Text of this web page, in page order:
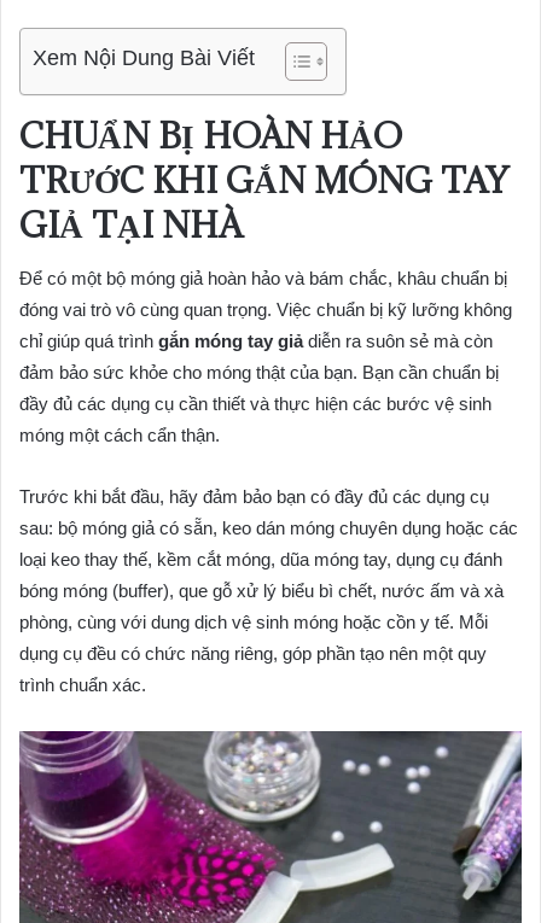
Xem Nội Dung Bài Viết
CHUẨN BỊ HOÀN HẢO
TRƯỚC KHI GẮN MÓNG TAY
GIẢ TẠI NHÀ
Để có một bộ móng giả hoàn hảo và bám chắc, khâu chuẩn bị
đóng vai trò vô cùng quan trọng. Việc chuẩn bị kỹ lưỡng không
chỉ giúp quá trình gắn móng tay giảdiễn ra suôn sẻ mà còn
đảm bảo sức khỏe cho móng thật của bạn. Bạn cần chuẩn bị
đầy đủ các dụng cụ cần thiết và thực hiện các bước vệ sinh
móng một cách cẩn thận.
Trước khi bắt đầu, hãy đảm bảo bạn có đầy đủ các dụng cụ
sau: bộ móng giả có sẵn, keo dán móng chuyên dụng hoặc các
loại keo thay thế, kềm cắt móng, dũa móng tay, dụng cụ đánh
bóng móng (buffer), que gỗ xử lý biểu bì chết, nước ấm và xà
phòng, cùng với dung dịch vệ sinh móng hoặc cồn y tế. Mỗi
dụng cụ đều có chức năng riêng, góp phần tạo nên một quy
trình chuẩn xác.